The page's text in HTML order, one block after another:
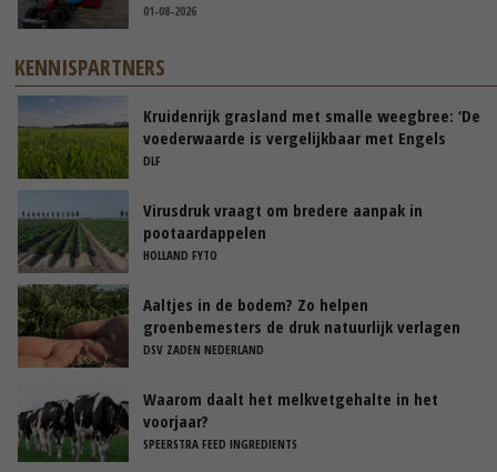
01-08-2026
KENNISPARTNERS
Kruidenrijk grasland met smalle weegbree: ‘De
voederwaarde is vergelijkbaar met Engels
raaigras’
DLF
Virusdruk vraagt om bredere aanpak in
pootaardappelen
HOLLAND FYTO
Aaltjes in de bodem? Zo helpen
groenbemesters de druk natuurlijk verlagen
DSV ZADEN NEDERLAND
Waarom daalt het melkvetgehalte in het
voorjaar?
SPEERSTRA FEED INGREDIENTS